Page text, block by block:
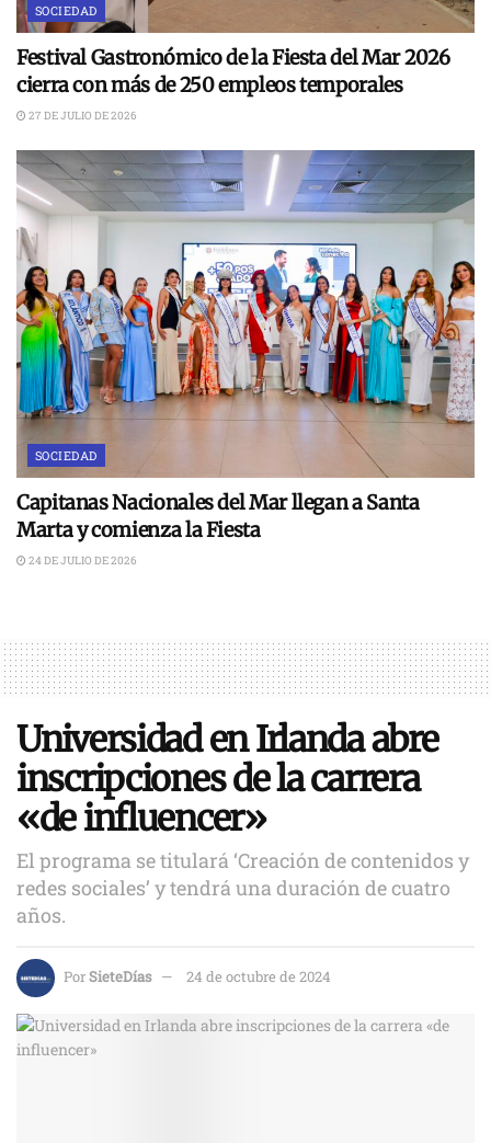
SOCIEDAD
Festival Gastronómico de la Fiesta del Mar 2026
cierra con más de 250 empleos temporales
27 DE JULIO DE 2026
SOCIEDAD
Capitanas Nacionales del Mar llegan a Santa
Marta y comienza la Fiesta
24 DE JULIO DE 2026
Universidad en Irlanda abre
inscripciones de la carrera
«de influencer»
El programa se titulará ‘Creación de contenidos y
redes sociales’ y tendrá una duración de cuatro
años.
PorSieteDías 24 de octubre de 2024